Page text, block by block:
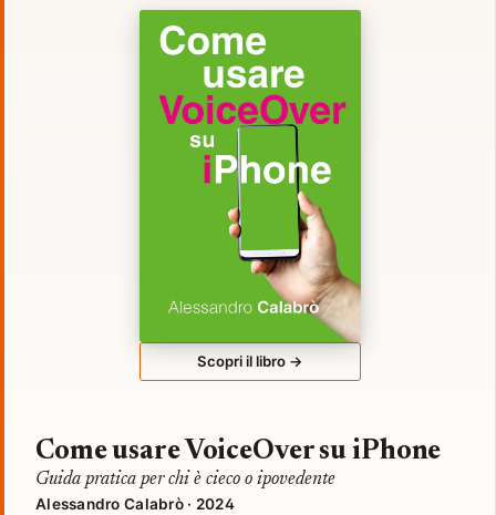
Scopri il libro →
Come usare VoiceOver su iPhone
Guida pratica per chi è cieco o ipovedente
Alessandro Calabrò · 2024